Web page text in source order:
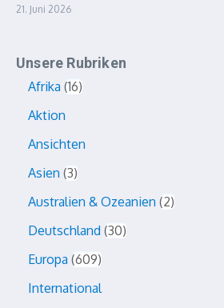
21. Juni 2026
Unsere Rubriken
Afrika 16
Aktion
Ansichten
Asien 3
Australien & Ozeanien 2
Deutschland 30
Europa 609
International